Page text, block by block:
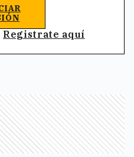
Registrate aquí